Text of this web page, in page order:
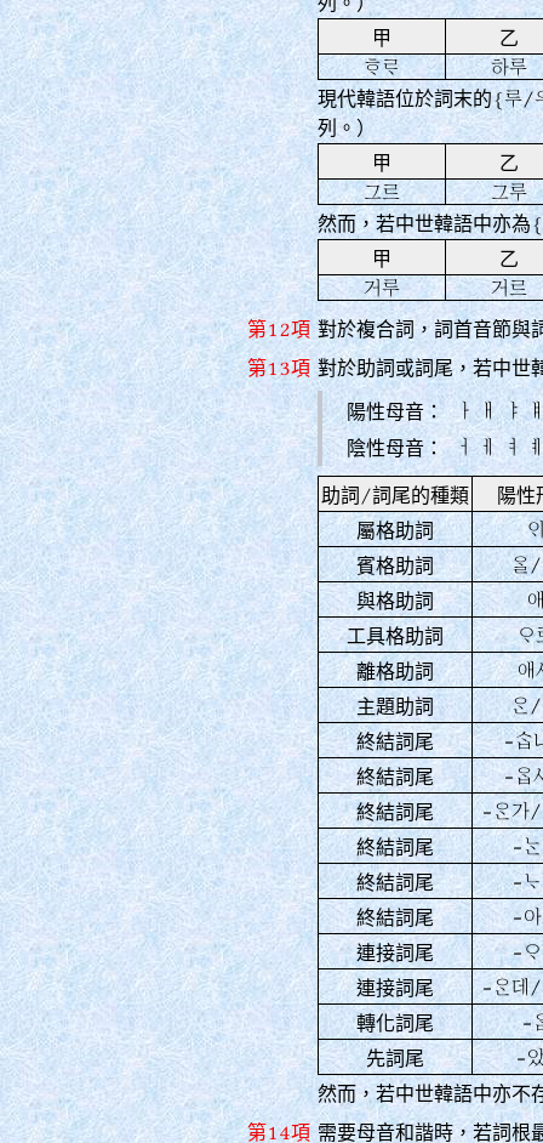
甲
乙
󿏰󿄘
하루
現代韓語位於詞末的{루/
列。）
甲
乙
그르
그루
然而，若中世韓語中亦為
甲
乙
거루
거르
第12項 對於複合詞，詞首音節與
第13項 對於助詞或詞尾，若中世
陽性母音： ㅏ ㅐ ㅑ
陰性母音： ㅓ ㅔ ㅕ
助詞/詞尾的種類
陽性
屬格助詞
賓格助詞
與格助詞
工具格助詞
󿉨
離格助詞
애
主題助詞
終結詞尾
-󿈉
終結詞尾
-󿉹
終結詞尾
-󿉬가
終結詞尾
-󿁴
終結詞尾
-󿁰
終結詞尾
-
連接詞尾
-󿉨
連接詞尾
-󿉬데
轉化詞尾
-
先詞尾
-
然而，若中世韓語中亦不
第14項 需要母音和諧時，若詞根